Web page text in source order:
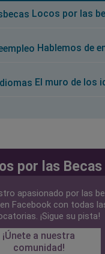
Locos por las
Hablemos de
El muro de los
por las Becas
apasionado por las
Facebook con todas
¡Sigue su pista!
¡Únete a nuestra
comunidad!